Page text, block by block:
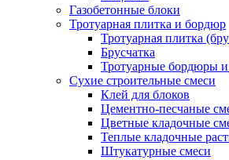
Газобетонные блоки
Тротуарная плитка и бордюр
Тротуарная плитка
Брусчатка
Тротуарные бордюры
Сухие строительные смеси
Клей для блоков
Цементно-песчаные
Цветные кладочные
Теплые кладочные
Штукатурные смеси